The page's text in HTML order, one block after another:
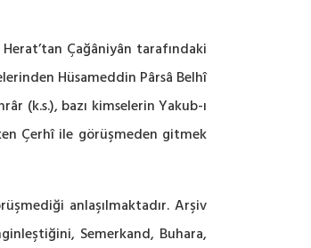
Çağâniyân tarafındaki
Hüsameddin Pârsâ Belhî
(k.s.), bazı kimselerin Yakub-ı
Çerhî ile görüşmeden gitmek
anlaşılmaktadır. Arşiv
Semerkand, Buhara,